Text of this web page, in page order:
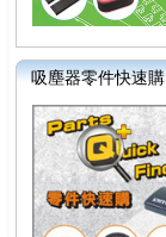
吸塵器零件快速購